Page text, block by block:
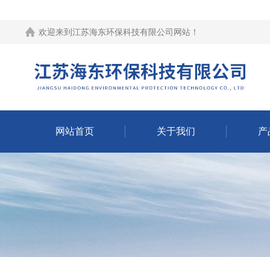
欢迎来到江苏海东环保科技有限公司网站！
网站首页 关于我们 产